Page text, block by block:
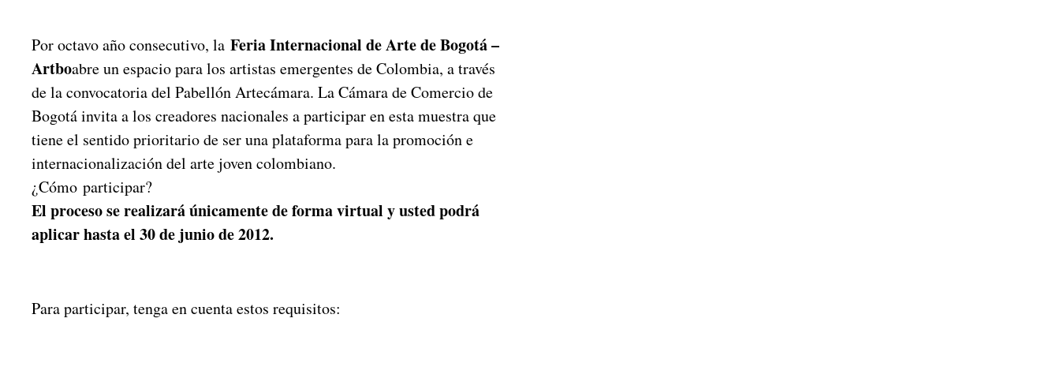
Por octavo año consecutivo, la Feria Internacional de Arte de Bogotá –
Artboabre un espacio para los artistas emergentes de Colombia, a través
de la convocatoria del Pabellón Artecámara. La Cámara de Comercio de
Bogotá invita a los creadores nacionales a participar en esta muestra que
tiene el sentido prioritario de ser una plataforma para la promoción e
internacionalización del arte joven colombiano.
¿Cómo participar?
El proceso se realizará únicamente de forma virtual y usted podrá
aplicar hasta el 30 de junio de 2012.
Para participar, tenga en cuenta estos requisitos: